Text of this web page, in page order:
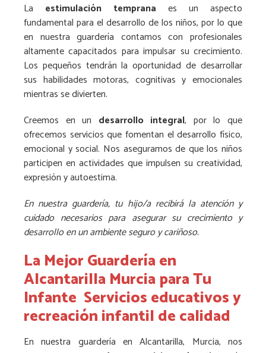
La estimulación temprana es un aspecto
fundamental para el desarrollo de los niños, por lo que
en nuestra guardería contamos con profesionales
altamente capacitados para impulsar su crecimiento.
Los pequeños tendrán la oportunidad de desarrollar
sus habilidades motoras, cognitivas y emocionales
mientras se divierten.
Creemos en un desarrollo integral, por lo que
ofrecemos servicios que fomentan el desarrollo físico,
emocional y social. Nos aseguramos de que los niños
participen en actividades que impulsen su creatividad,
expresión y autoestima.
En nuestra guardería, tu hijo/a recibirá la atención y
cuidado necesarios para asegurar su crecimiento y
desarrollo en un ambiente seguro y cariñoso.
La Mejor Guardería en
Alcantarilla Murcia para Tu
Infante Servicios educativos y
recreación infantil de calidad
En nuestra guardería en Alcantarilla, Murcia, nos